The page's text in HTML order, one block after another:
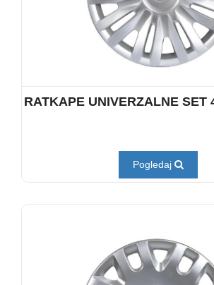
RATKAPE UNIVERZALNE SET
Pogledaj